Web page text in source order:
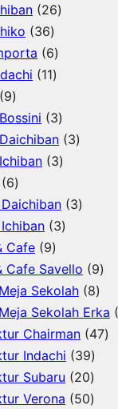
k
d
u
k
d
k
d
u
k
P
r
o
d
k
262
P
d
u
k
363
6
P
o
d
u
66
P
o
d
u
111
P
r
o
u
k
99
P
r
o
d
u
k
33
P
r
d
u
33
o
k
33
r
o
u
k
66
P
r
o
d
u
k
33
o
d
u
k
33
r
o
d
u
k
Cafe 99
P
r
o
d
u
k
Cafe Savello 99
r
o
Sekolah 88
P
r
Sekolah Erka
Chairman 474
Indachi 393
9
P
Subaru 202
0
Verona 505